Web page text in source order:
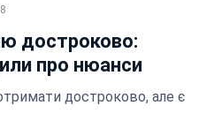
достроково:
про нюанси
достроково, але є